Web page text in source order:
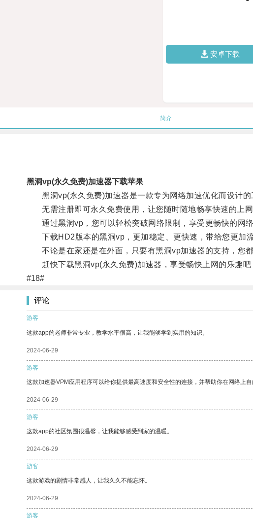
安卓下载
简介
黑洞vp(永久免费)加速器下载苹果
黑洞vp(永久免费)加速器是一款专为网络加速优化而设计的
无需注册即可永久免费使用，让您随时随地畅享快速的上网
通过黑洞vp，您可以轻松突破网络限制，享受更畅快的网络
下载HD2版本的黑洞vp，更加稳定、更快速，带给您更加流
不论是在家还是在外面，只要有黑洞vp加速器的支持，您都
赶快下载黑洞vp(永久免费)加速器，享受畅快上网的乐趣吧
#18#
评论
游客
这款app的老师非常专业，教学水平很高，让我能够学到实用的知识。
2024-06-29
游客
这款加速器VPM应用程序可以给你提供最高速度和安全性的连接，并帮助你在网络上自
2024-06-29
游客
这款app的社区氛围很温馨，让我能够感受到家的温暖。
2024-06-29
游客
这款游戏的剧情非常感人，让我久久不能忘怀。
2024-06-29
游客